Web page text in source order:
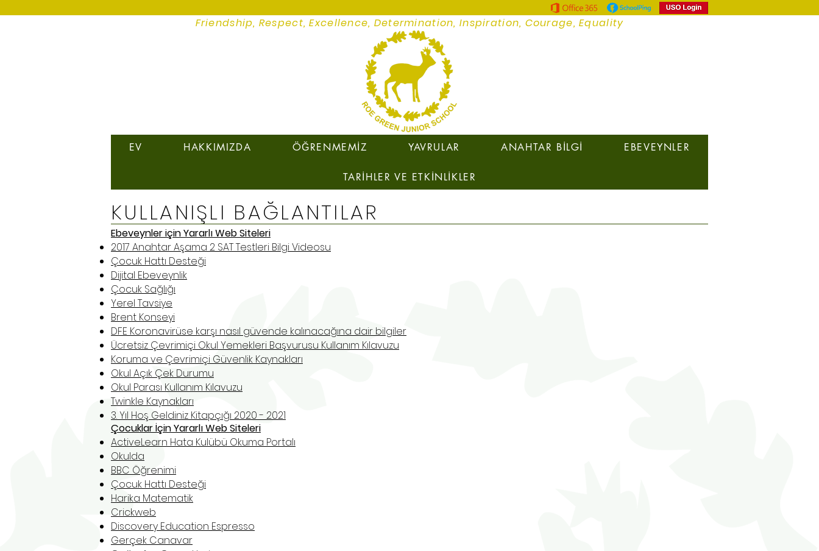
Friendship, Respect, Excellence, Determination, Inspiration, Courage, Equality
EV HAKKIMIZDA ÖĞRENMEMİZ YAVRULAR ANAHTAR BİLGİ EBEVEYNLER
TARİHLER VE ETKİNLİKLER
KULLANIŞLI BAĞLANTILAR
Ebeveynler için Yararlı Web Siteleri
2017 Anahtar Aşama 2 SAT Testleri Bilgi Videosu
Çocuk Hattı Desteği
Dijital Ebeveynlik
Çocuk Sağlığı
Yerel Tavsiye
Brent Konseyi
DFE Koronavirüse karşı nasıl güvende kalınacağına dair bilgiler
Ücretsiz Çevrimiçi Okul Yemekleri Başvurusu Kullanım Kılavuzu
Koruma ve Çevrimiçi Güvenlik Kaynakları
Okul Açık Çek Durumu
Okul Parası Kullanım Kılavuzu
Twinkle Kaynakları
3. Yıl Hoş Geldiniz Kitapçığı 2020 - 2021
Çocuklar İçin Yararlı Web Siteleri
ActiveLearn Hata Kulübü Okuma Portalı
Okulda
BBC Öğrenimi
Çocuk Hattı Desteği
Harika Matematik
Crickweb
Discovery Education Espresso
Gerçek Canavar